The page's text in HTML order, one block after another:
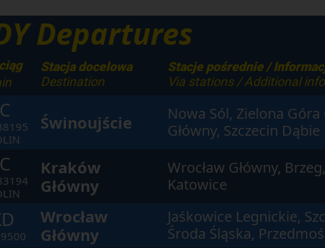
Departures
Stacja docelowa
Destination
Stacje pośrednie /
Via stations / Additional
Świnoujście
Nowa Sól, Zielona Góra
Główny, Szczecin Dąbie
Kraków
Główny
Wrocław Główny,
Katowice
Wrocław
Główny
Jaśkowice Legnickie,
Środa Śląska,